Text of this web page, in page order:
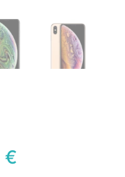
€